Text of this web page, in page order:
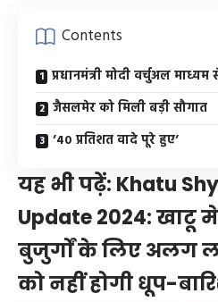
Contents
प्रधानमंत्री मोदी वर्चुअल
जैसलमेर को मिली बड़ी सौगात
’40 प्रतिशत वादे पूरे हुए’
यह भी पढ़ें: Khatu
Update 2024: खाटू
बुजुर्गों के लिए अलग
को नहीं होगी धूप-